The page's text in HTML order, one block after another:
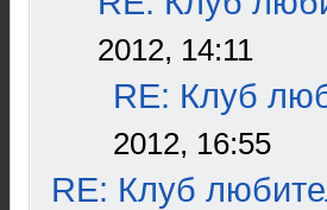
2012, 14:11
RE: Клуб
2012, 16:55
RE: Клуб